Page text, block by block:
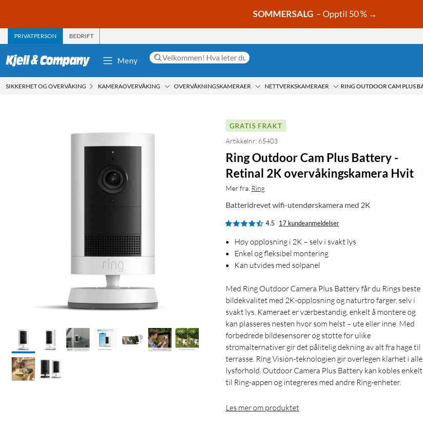
SOMMERSALG – Opptil 50 % →
PRIVATPERSON BEDRIFT
Meny
SIKKERHET OG OVERVÅKING KAMERAOVERVÅKING OVERVÅKNINGSKAMERAER NETTVERKSKAMERAER
GRATIS FRAKT
Artikkelnr: 65403
Ring Outdoor Cam Plus Battery -
Retinal 2K overvåkingskamera Hvit
Mer fra: Ring
Batteridrevet wifi-utendørskamera med 2K
4.5 17 kundeanmeldelser
Høy oppløsning i 2K – selv i svakt lys
Enkel og fleksibel montering
Kan utvides med solpanel
Med Ring Outdoor Camera Plus Battery får du Rings beste
bildekvalitet med 2K-oppløsning og naturtro farger, selv i
svakt lys. Kameraet er værbestandig, enkelt å montere og
kan plasseres nesten hvor som helst – ute eller inne. Med
forbedrede bildesensorer og støtte for ulike
strømalternativer gir det pålitelig dekning av alt fra hage til
terrasse. Ring Vision-teknologien gir overlegen klarhet i alle
lysforhold. Outdoor Camera Plus Battery kan kobles enkelt
til Ring-appen og integreres med andre Ring-enheter.
Les mer om produktet